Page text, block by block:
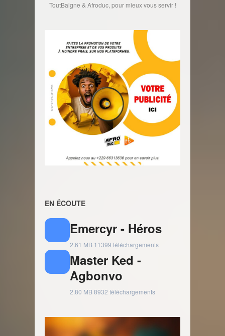
ToutBaigne & Afroduc, pour mieux vous servir !
EN ÉCOUTE
Emercyr - Héros
2.61 MB 11399 téléchargements
Master Ked -
Agbonvo
2.80 MB8932 téléchargements